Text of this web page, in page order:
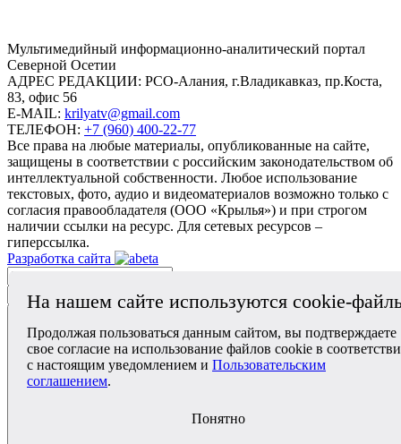
Mультимедийный информационно-аналитический портал
Северной Осетии
АДРЕС РЕДАКЦИИ: РСО-Алания, г.Владикавказ, пр.Коста,
83, офис 56
E-MAIL: krilyatv@gmail.com
ТЕЛЕФОН: +7 (960) 400-22-77
Все права на любые материалы, опубликованные на сайте,
защищены в соответствии с российским законодательством об
интеллектуальной собственности. Любое использование
текстовых, фото, аудио и видеоматериалов возможно только с
согласия правообладателя (ООО «Крылья») и при строгом
наличии ссылки на ресурс. Для сетевых ресурсов –
гиперссылка.
Разработка сайта
На нашем сайте используются cookie-
Продолжая пользоваться данным сайтом, вы подтверждаете
свое согласие на использование файлов cookie в
с настоящим уведомлением и Пользовательским
соглашением.
Понятно